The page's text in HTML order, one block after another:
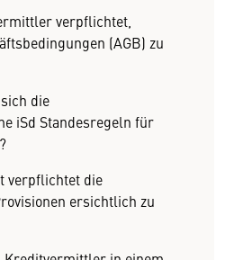
verpflichtet,
(AGB) zu
die
iSd Standesregeln für
verpflichtet die
ersichtlich zu